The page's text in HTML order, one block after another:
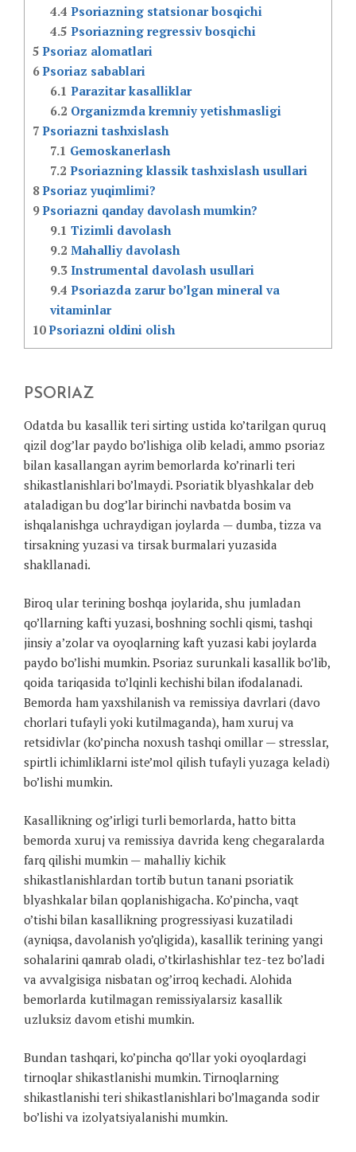
4.4 Psoriazning statsionar bosqichi
4.5 Psoriazning regressiv bosqichi
5 Psoriaz alomatlari
6Psoriaz sabablari
6.1 Parazitar kasalliklar
6.2 Organizmda kremniy yetishmasligi
7 Psoriazni tashxislash
7.1 Gemoskanerlash
7.2 Psoriazning klassik tashxislash usullari
8Psoriaz yuqimlimi?
9Psoriazni qanday davolash mumkin?
9.1 Tizimli davolash
9.2 Mahalliy davolash
9.3 Instrumental davolash usullari
9.4 Psoriazda zarur bo’lgan mineral va
vitaminlar
10Psoriazni oldini olish
PSORIAZ
Odatda bu kasallik teri sirting ustida ko’tarilgan quruq
qizil dog’lar paydo bo’lishiga olib keladi, ammo psoriaz
bilan kasallangan ayrim bemorlarda ko’rinarli teri
shikastlanishlari bo’lmaydi. Psoriatik blyashkalar deb
ataladigan bu dog’lar birinchi navbatda bosim va
ishqalanishga uchraydigan joylarda — dumba, tizza va
tirsakning yuzasi va tirsak burmalari yuzasida
shakllanadi.
Biroq ular terining boshqa joylarida, shu jumladan
qo’llarning kafti yuzasi, boshning sochli qismi, tashqi
jinsiy a’zolar va oyoqlarning kaft yuzasi kabi joylarda
paydo bo’lishi mumkin. Psoriaz surunkali kasallik bo’lib,
qoida tariqasida to’lqinli kechishi bilan ifodalanadi.
Bemorda ham yaxshilanish va remissiya davrlari (davo
chorlari tufayli yoki kutilmaganda), ham xuruj va
retsidivlar (ko’pincha noxush tashqi omillar — stresslar,
spirtli ichimliklarni iste’mol qilish tufayli yuzaga keladi)
bo’lishi mumkin.
Kasallikning og’irligi turli bemorlarda, hatto bitta
bemorda xuruj va remissiya davrida keng chegaralarda
farq qilishi mumkin — mahalliy kichik
shikastlanishlardan tortib butun tanani psoriatik
blyashkalar bilan qoplanishigacha. Ko’pincha, vaqt
o’tishi bilan kasallikning progressiyasi kuzatiladi
(ayniqsa, davolanish yo’qligida), kasallik terining yangi
sohalarini qamrab oladi, o’tkirlashishlar tez-tez bo’ladi
va avvalgisiga nisbatan og’irroq kechadi. Alohida
bemorlarda kutilmagan remissiyalarsiz kasallik
uzluksiz davom etishi mumkin.
Bundan tashqari, ko’pincha qo’llar yoki oyoqlardagi
tirnoqlar shikastlanishi mumkin. Tirnoqlarning
shikastlanishi teri shikastlanishlari bo’lmaganda sodir
bo’lishi va izolyatsiyalanishi mumkin.